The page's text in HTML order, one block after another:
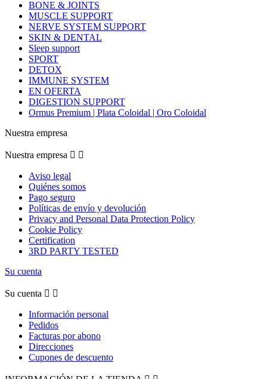
BONE & JOINTS
MUSCLE SUPPORT
NERVE SYSTEM SUPPORT
SKIN & DENTAL
Sleep support
SPORT
DETOX
IMMUNE SYSTEM
EN OFERTA
DIGESTION SUPPORT
Ormus Premium | Plata Coloidal | Oro Coloidal
Nuestra empresa
Nuestra empresa  
Aviso legal
Quiénes somos
Pago seguro
Políticas de envío y devolución
Privacy and Personal Data Protection Policy
Cookie Policy
Certification
3RD PARTY TESTED
Su cuenta
Su cuenta  
Información personal
Pedidos
Facturas por abono
Direcciones
Cupones de descuento